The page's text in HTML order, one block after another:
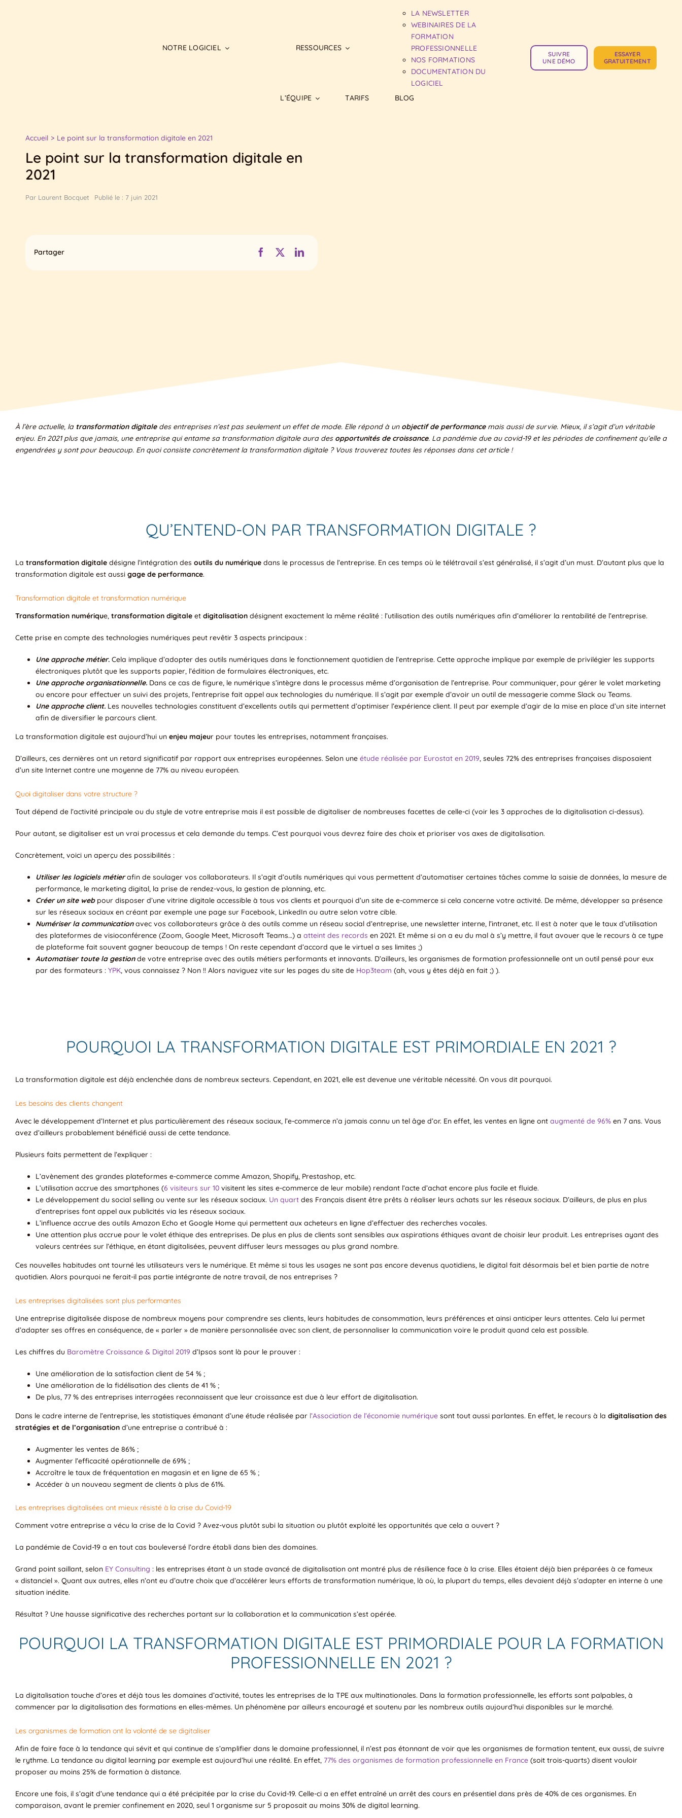
NOTRE LOGICIEL RESSOURCES
LA NEWSLETTER
WEBINAIRES DE LA
FORMATION
PROFESSIONNELLE
NOS FORMATIONS
DOCUMENTATION DU
LOGICIEL
L’ÉQUIPE
TARIFS BLOG
SUIVRE
UNE DÉMO
ESSAYER
GRATUITEMENT
Accueil Le point sur la transformation digitale en 2021
Le point sur la transformation digitale en
2021
Par Laurent Bocquet Publié le : 7 juin 2021
Partager
À l’ère actuelle, latransformation digitaledes entreprises n’est pas seulement un effet de mode. Elle répond à un objectif de performancemais aussi de survie. Mieux, il s’agit d’un véritable
enjeu. En 2021 plus que jamais, une entreprise qui entame sa transformation digitale aura des opportunités de croissance. La pandémie due au covid-19 et les périodes de confinement qu’elle a
engendrées y sont pour beaucoup. En quoi consiste concrètement la transformation digitale ? Vous trouverez toutes les réponses dans cet article !
QU’ENTEND-ON PAR TRANSFORMATION DIGITALE ?
La transformation digitaledésigne l’intégration des outils du numériquedans le processus de l’entreprise. En ces temps où le télétravail s’est généralisé, il s’agit d’un must. D’autant plus que la
transformation digitale est aussi gage de performance.
Transformation digitale et transformation numérique
Transformation numérique, transformation digitaleet digitalisation désignent exactement la même réalité : l’utilisation des outils numériques afin d’améliorer la rentabilité de l’entreprise.
Cette prise en compte des technologies numériques peut revêtir 3 aspects principaux :
Une approche métier.Cela implique d’adopter des outils numériques dans le fonctionnement quotidien de l’entreprise. Cette approche implique par exemple de privilégier les supports
électroniques plutôt que les supports papier, l’édition de formulaires électroniques, etc.
Une approche organisationnelle.Dans ce cas de figure, le numérique s’intègre dans le processus même d’organisation de l’entreprise. Pour communiquer, pour gérer le volet marketing
ou encore pour effectuer un suivi des projets, l’entreprise fait appel aux technologies du numérique. Il s’agit par exemple d’avoir un outil de messagerie comme Slack ou Teams.
Une approche client.Les nouvelles technologies constituent d’excellents outils qui permettent d’optimiser l’expérience client. Il peut par exemple d’agir de la mise en place d’un site internet
afin de diversifier le parcours client.
La transformation digitale est aujourd’hui un enjeu majeur pour toutes les entreprises, notamment françaises.
D’ailleurs, ces dernières ont un retard significatif par rapport aux entreprises européennes. Selon une étude réalisée par Eurostat en 2019, seules 72% des entreprises françaises disposaient
d’un site Internet contre une moyenne de 77% au niveau européen.
Quoi digitaliser dans votre structure ?
Tout dépend de l’activité principale ou du style de votre entreprise mais il est possible de digitaliser de nombreuses facettes de celle-ci (voir les 3 approches de la digitalisation ci-dessus).
Pour autant, se digitaliser est un vrai processus et cela demande du temps. C’est pourquoi vous devrez faire des choix et prioriser vos axes de digitalisation.
Concrètement, voici un aperçu des possibilités :
Utiliser les logiciels métierafin de soulager vos collaborateurs. Il s’agit d’outils numériques qui vous permettent d’automatiser certaines tâches comme la saisie de données, la mesure de
performance, le marketing digital, la prise de rendez-vous, la gestion de planning, etc.
Créer un site webpour disposer d’une vitrine digitale accessible à tous vos clients et pourquoi d’un site de e-commerce si cela concerne votre activité. De même, développer sa présence
sur les réseaux sociaux en créant par exemple une page sur Facebook, LinkedIn ou autre selon votre cible.
Numériser la communicationavec vos collaborateurs grâce à des outils comme un réseau social d’entreprise, une newsletter interne, l’intranet, etc. Il est à noter que le taux d’utilisation
des plateformes de visioconférence (Zoom, Google Meet, Microsoft Teams…) a atteint des records en 2021. Et même si on a eu du mal à s’y mettre, il faut avouer que le recours à ce type
de plateforme fait souvent gagner beaucoup de temps ! On reste cependant d’accord que le virtuel a ses limites ;)
Automatiser toute la gestionde votre entreprise avec des outils métiers performants et innovants. D’ailleurs, les organismes de formation professionnelle ont un outil pensé pour eux
par des formateurs : YPK, vous connaissez ? Non !! Alors naviguez vite sur les pages du site de Hop3team (ah, vous y êtes déjà en fait ;) ).
POURQUOI LA TRANSFORMATION DIGITALE EST PRIMORDIALE EN 2021 ?
La transformation digitale est déjà enclenchée dans de nombreux secteurs. Cependant, en 2021, elle est devenue une véritable nécessité. On vous dit pourquoi.
Les besoins des clients changent
Avec le développement d’Internet et plus particulièrement des réseaux sociaux, l’e-commerce n’a jamais connu un tel âge d’or. En effet, les ventes en ligne ont augmenté de 96%en 7 ans. Vous
avez d’ailleurs probablement bénéficié aussi de cette tendance.
Plusieurs faits permettent de l’expliquer :
L’avènement des grandes plateformes e-commerce comme Amazon, Shopify, Prestashop, etc.
L’utilisation accrue des smartphones (6 visiteurs sur 10visitent les sites e-commerce de leur mobile) rendant l’acte d’achat encore plus facile et fluide.
Le développement du social selling ou vente sur les réseaux sociaux. Un quartdes Français disent être prêts à réaliser leurs achats sur les réseaux sociaux. D’ailleurs, de plus en plus
d’entreprises font appel aux publicités via les réseaux sociaux.
L’influence accrue des outils Amazon Echo et Google Home qui permettent aux acheteurs en ligne d’effectuer des recherches vocales.
Une attention plus accrue pour le volet éthique des entreprises. De plus en plus de clients sont sensibles aux aspirations éthiques avant de choisir leur produit. Les entreprises ayant des
valeurs centrées sur l’éthique, en étant digitalisées, peuvent diffuser leurs messages au plus grand nombre.
Ces nouvelles habitudes ont tourné les utilisateurs vers le numérique. Et même si tous les usages ne sont pas encore devenus quotidiens, le digital fait désormais bel et bien partie de notre
quotidien. Alors pourquoi ne ferait-il pas partie intégrante de notre travail, de nos entreprises ?
Les entreprises digitalisées sont plus performantes
Une entreprise digitalisée dispose de nombreux moyens pour comprendre ses clients, leurs habitudes de consommation, leurs préférences et ainsi anticiper leurs attentes. Cela lui permet
d’adapter ses offres en conséquence, de « parler » de manière personnalisée avec son client, de personnaliser la communication voire le produit quand cela est possible.
Les chiffres du Baromètre Croissance & Digital 2019 d’Ipsos sont là pour le prouver :
Une amélioration de la satisfaction client de 54 % ;
Une amélioration de la fidélisation des clients de 41 % ;
De plus, 77 % des entreprises interrogées reconnaissent que leur croissance est due à leur effort de digitalisation.
Dans le cadre interne de l’entreprise, les statistiques émanant d’une étude réalisée par l’Association de l’économie numériquesont tout aussi parlantes. En effet, le recours à la digitalisation des
stratégies et de l’organisationd’une entreprise a contribué à :
Augmenter les ventes de 86% ;
Augmenter l’efficacité opérationnelle de 69% ;
Accroître le taux de fréquentation en magasin et en ligne de 65 % ;
Accéder à un nouveau segment de clients à plus de 61%.
Les entreprises digitalisées ont mieux résisté à la crise du Covid-19
Comment votre entreprise a vécu la crise de la Covid ? Avez-vous plutôt subi la situation ou plutôt exploité les opportunités que cela a ouvert ?
La pandémie de Covid-19 a en tout cas bouleversé l’ordre établi dans bien des domaines.
Grand point saillant, selon EY Consulting : les entreprises étant à un stade avancé de digitalisation ont montré plus de résilience face à la crise. Elles étaient déjà bien préparées à ce fameux
« distanciel ». Quant aux autres, elles n’ont eu d’autre choix que d’accélérer leurs efforts de transformation numérique, là où, la plupart du temps, elles devaient déjà s’adapter en interne à une
situation inédite.
Résultat ? Une hausse significative des recherches portant sur la collaboration et la communication s’est opérée.
POURQUOI LA TRANSFORMATION DIGITALE EST PRIMORDIALE POUR LA FORMATION
PROFESSIONNELLE EN 2021 ?
La digitalisation touche d’ores et déjà tous les domaines d’activité, toutes les entreprises de la TPE aux multinationales. Dans la formation professionnelle, les efforts sont palpables, à
commencer par la digitalisation des formations en elles-mêmes. Un phénomène par ailleurs encouragé et soutenu par les nombreux outils aujourd’hui disponibles sur le marché.
Les organismes de formation ont la volonté de se digitaliser
Afin de faire face à la tendance qui sévit et qui continue de s’amplifier dans le domaine professionnel, il n’est pas étonnant de voir que les organismes de formation tentent, eux aussi, de suivre
le rythme. La tendance au digital learning par exemple est aujourd’hui une réalité. En effet, 77% des organismes de formation professionnelle en France(soit trois-quarts) disent vouloir
proposer au moins 25% de formation à distance.
Encore une fois, il s’agit d’une tendance qui a été précipitée par la crise du Covid-19. Celle-ci a en effet entraîné un arrêt des cours en présentiel dans près de 40% de ces organismes. En
comparaison, avant le premier confinement en 2020, seul 1 organisme sur 5 proposait au moins 30% de digital learning.